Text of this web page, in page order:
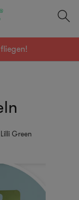
fliegen!
Lilli Green